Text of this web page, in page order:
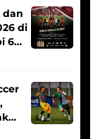
dan
di
6